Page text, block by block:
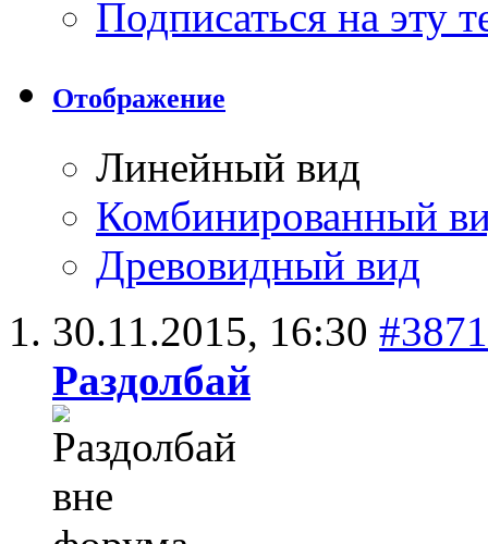
Подписаться на эту
Отображение
Линейный вид
Комбинированный
Древовидный вид
30.11.2015, 16:30 #3871
Раздолбай